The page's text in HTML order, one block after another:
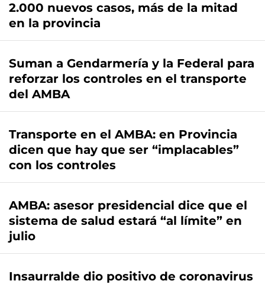
2.000 nuevos casos, más de la mitad
en la provincia
Suman a Gendarmería y la Federal para
reforzar los controles en el transporte
del AMBA
Transporte en el AMBA: en Provincia
dicen que hay que ser “implacables”
con los controles
AMBA: asesor presidencial dice que el
sistema de salud estará “al límite” en
julio
Insaurralde dio positivo de coronavirus